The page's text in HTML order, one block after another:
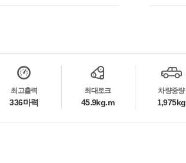
최고출력
336마력
최대토크
45.9kg.m
차량중량
1,975kg